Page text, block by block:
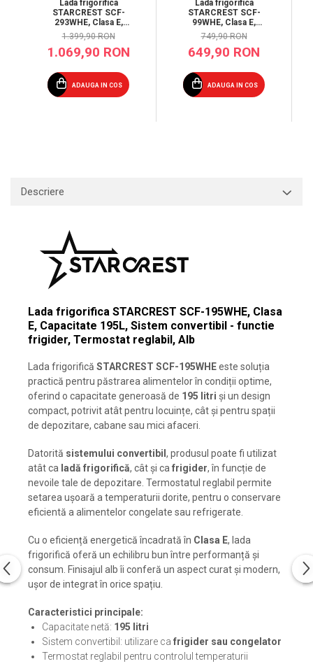
Lada frigorifica
STARCREST SCF-
293WHE, Clasa E,
Capacitate 293L,
Sistem convertibil -
functie frigider,
Termostat reglabil, Alb
1.399,90 RON
1.069,90 RON
ADAUGA IN COS
Lada frigorifica
STARCREST SCF-
99WHE, Clasa E,
Capacitate 99L, Sistem
convertibil - functie
frigider, Termostat
reglabil, Alb
749,90 RON
649,90 RON
ADAUGA IN COS
Descriere
Lada frigorifica STARCREST SCF-195WHE, Clasa
E, Capacitate 195L, Sistem convertibil - functie
frigider, Termostat reglabil, Alb
Lada frigorifică STARCREST SCF-195WHEeste soluția
practică pentru păstrarea alimentelor în condiții optime,
oferind o capacitate generoasă de 195 litri și un design
compact, potrivit atât pentru locuințe, cât și pentru spații
de depozitare, cabane sau mici afaceri.
Datorită sistemului convertibil, produsul poate fi utilizat
atât ca ladă frigorifică, cât și ca frigider, în funcție de
nevoile tale de depozitare. Termostatul reglabil permite
setarea ușoară a temperaturii dorite, pentru o conservare
eficientă a alimentelor congelate sau refrigerate.
Cu o eficiență energetică încadrată în Clasa E, lada
frigorifică oferă un echilibru bun între performanță și
consum. Finisajul alb îi conferă un aspect curat și modern,
ușor de integrat în orice spațiu.
Caracteristici principale:
Capacitate netă: 195 litri
Sistem convertibil: utilizare ca frigider sau congelator
Termostat reglabil pentru controlul temperaturii